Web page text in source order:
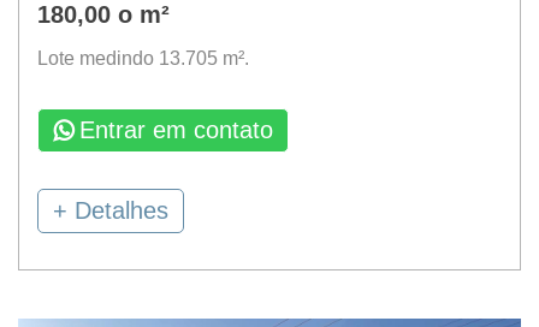
180,00 o m²
Lote medindo 13.705 m².
Entrar em contato
+ Detalhes